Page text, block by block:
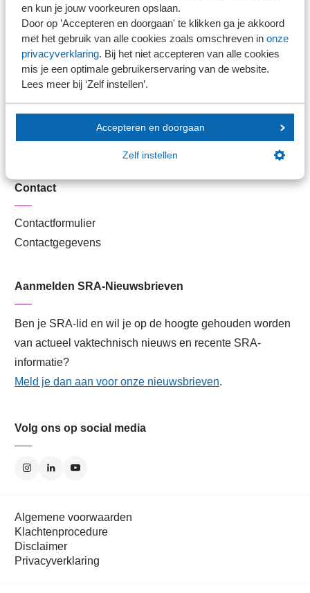
en kun je jouw voorkeuren opslaan.
Door op ’Accepteren en doorgaan' te klikken ga je akkoord
met het gebruik van alle cookies zoals omschreven in onze
privacyverklaring. Bij het niet accepteren van alle cookies
mis je een optimale gebruikerservaring van de website.
Lees meer bij ‘Zelf instellen’.
Accepteren en doorgaan
Zelf instellen
Nieuwsbank
Handige links
Veilig bestanden delen
SRA-gecertificeerd
Lid worden
Contact
Contactformulier
Contactgegevens
Aanmelden SRA-Nieuwsbrieven
Ben je SRA-lid en wil je op de hoogte gehouden worden
van actueel vaktechnisch nieuws en recente SRA-
informatie?
Meld je dan aan voor onze nieuwsbrieven.
Volg ons op social media
Algemene voorwaarden
Klachtenprocedure
Disclaimer
Privacyverklaring